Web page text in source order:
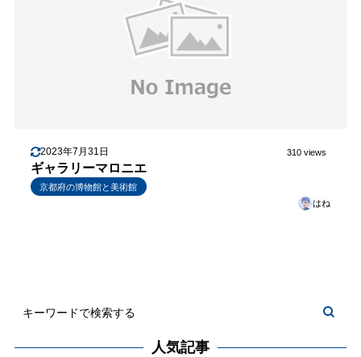
2023年7月31日 310 views
ギャラリーマロニエ
京都府の博物館と美術館
はね
人気記事